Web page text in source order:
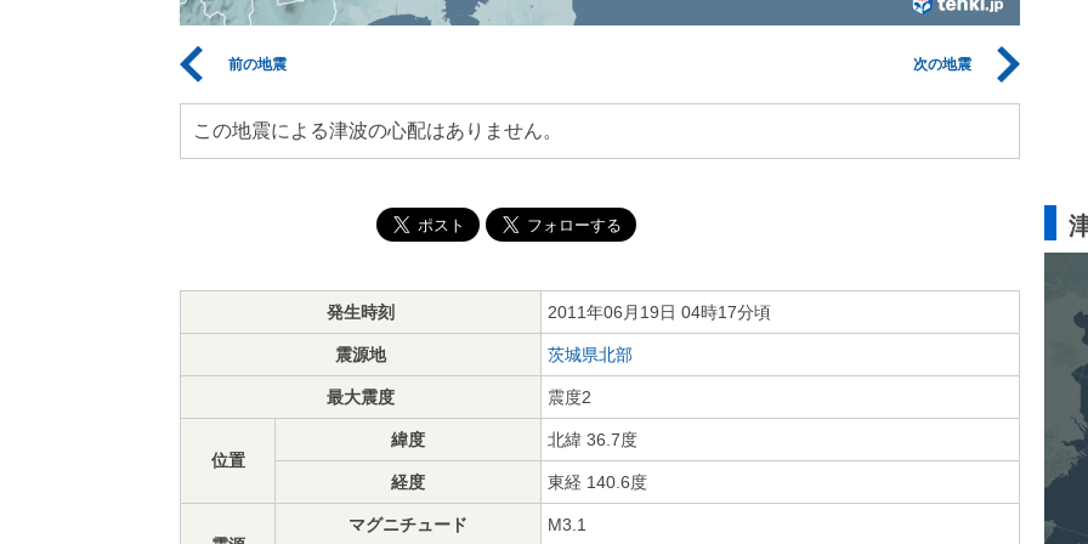
前の地震 次の地震
この地震による津波の心配はありません。
発生時刻 2011年06月19日 04時17分頃
震源地 茨城県北部
最大震度 震度2
位置
緯度 北緯 36.7度
経度 東経 140.6度
マグニチュード M3.1